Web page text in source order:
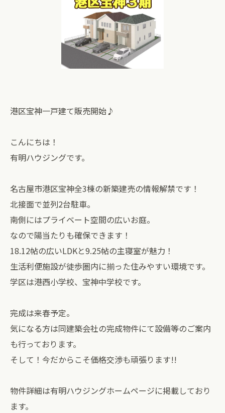
港区宝神一戸建て販売開始♪
こんにちは！
有明ハウジングです。
名古屋市港区宝神全3棟の新築建売の情報解禁です！
北接面で並列2台駐車。
南側にはプライベート空間の広いお庭。
なので陽当たりも確保できます！
18.12帖の広いLDKと9.25帖の主寝室が魅力！
生活利便施設が徒歩圏内に揃った住みやすい環境です。
⁡学区は港西小学校、宝神中学校です。
完成は来春予定。
気になる方は同建築会社の完成物件にて設備等のご案内
も行っております。
そして！今だからこそ価格交渉も頑張ります!!
物件詳細は有明ハウジングホームページに掲載しており
ます。